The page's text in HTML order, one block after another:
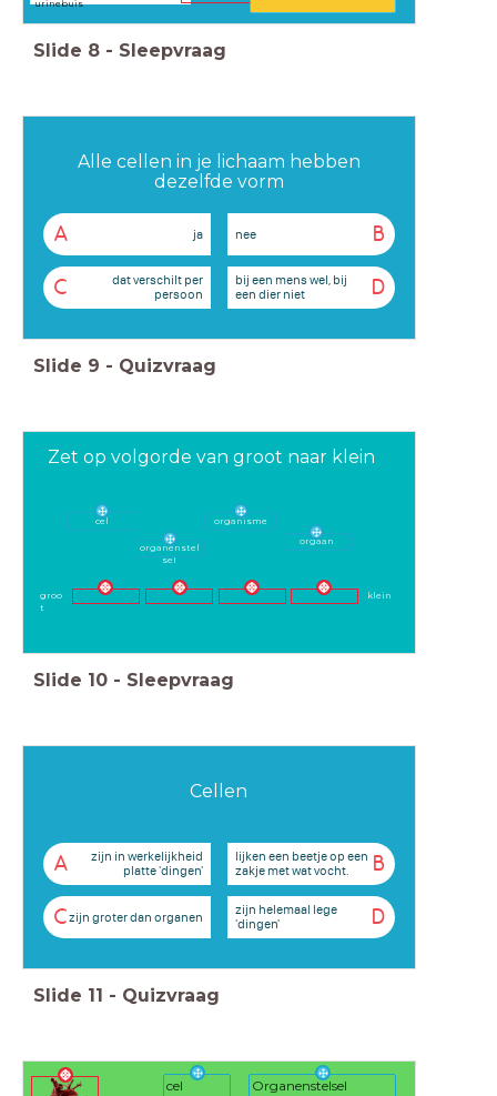
urinebuis
Slide 8 - Sleepvraag
Alle cellen in je lichaam hebben
dezelfde vorm
A ja B
nee
C
dat verschilt per
persoon
D
bij een mens wel, bij
een dier niet
Slide 9 - Quizvraag
Zet op volgorde van groot naar klein
groo
t
klein
organenstel
sel
cel
organisme
orgaan
Slide 10 - Sleepvraag
Cellen
A
zijn in werkelijkheid
platte 'dingen'
B
lijken een beetje op een
zakje met wat vocht.
Czijn groter dan organen D
zijn helemaal lege
'dingen'
Slide 11 - Quizvraag
cel Organenstelsel